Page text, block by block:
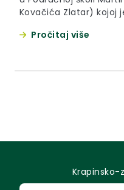
Kovačića Zlatar) kojoj
Pročitaj više
Krapinsko-